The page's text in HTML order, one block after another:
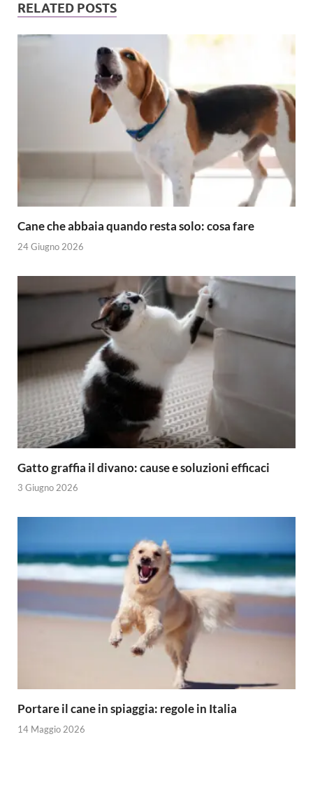
RELATED POSTS
Cane che abbaia quando resta solo: cosa fare
24 Giugno 2026
Gatto graffia il divano: cause e soluzioni efficaci
3 Giugno 2026
Portare il cane in spiaggia: regole in Italia
14 Maggio 2026